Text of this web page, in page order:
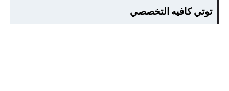
توتي كافيه التخصصي